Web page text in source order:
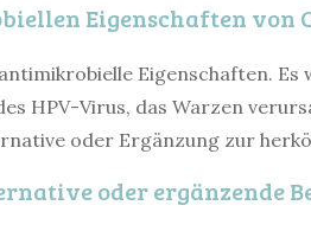
Eigenschaften von
Eigenschaften.
HPV-Virus, das Warzen
oder Ergänzung zur
oder ergänzende